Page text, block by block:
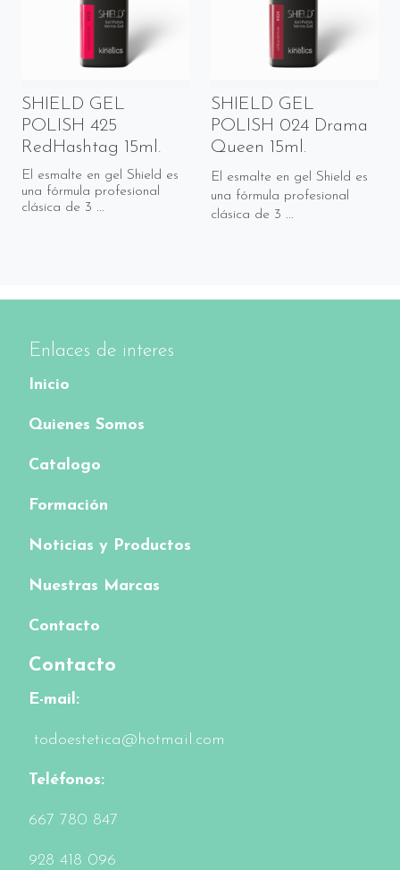
SHIELD GEL
POLISH 425
RedHashtag 15ml.
El esmalte en gel Shield es
una fórmula profesional
clásica de 3 ...
SHIELD GEL
POLISH 024 Drama
Queen 15ml.
El esmalte en gel Shield es
una fórmula profesional
clásica de 3 ...
Enlaces de interes
Inicio
Quienes Somos
Catalogo
Formación
Noticias y Productos
Nuestras Marcas
Contacto
Contacto
E-mail:
todoestetica@hotmail.com
Teléfonos:
667 780 847
928 418 096